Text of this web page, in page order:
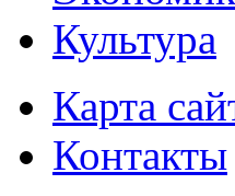
Культура
Карта
Контакты